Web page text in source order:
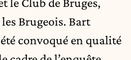
Brugeois. Bart
convoqué en qualité